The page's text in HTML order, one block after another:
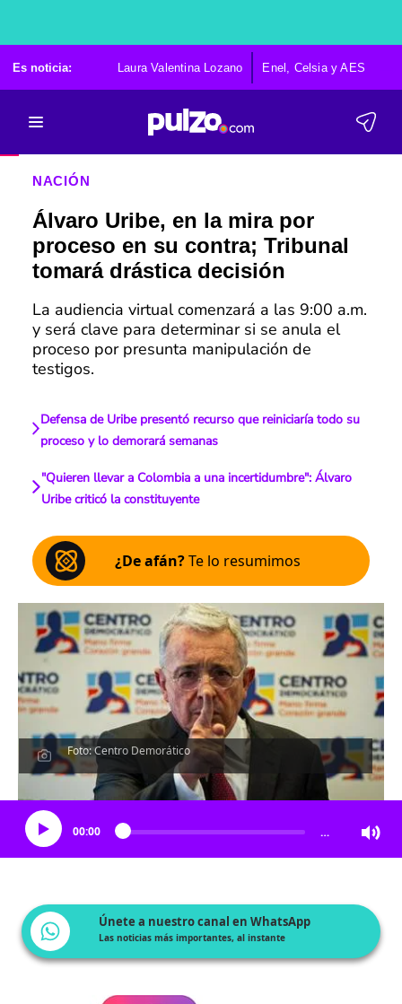
Es noticia: Laura Valentina Lozano Enel, Celsia y AES
NACIÓN
Álvaro Uribe, en la mira por
proceso en su contra; Tribunal
tomará drástica decisión
La audiencia virtual comenzará a las 9:00 a.m.
y será clave para determinar si se anula el
proceso por presunta manipulación de
testigos.
Defensa de Uribe presentó recurso que reiniciaría todo su
proceso y lo demorará semanas
"Quieren llevar a Colombia a una incertidumbre": Álvaro
Uribe criticó la constituyente
¿De afán?Te lo resumimos
Foto: Centro Demorático
Escucha el artículo
00:00 …
Únete a nuestro canal en WhatsApp
Las noticias más importantes, al instante